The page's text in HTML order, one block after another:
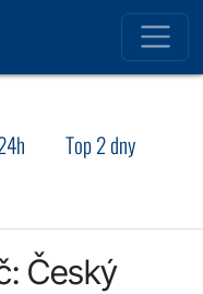
Top 2 dny
Český